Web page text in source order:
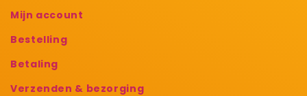
Mijn account
Bestelling
Betaling
Verzenden & bezorging